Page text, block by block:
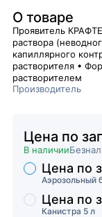
О товаре
Проявитель
раствора
капиллярного
растворителя •
растворителем
Производитель
Цена по
В наличии
Торговые
Аэрозольный
Цена по
Канистра 5 л
Цена по